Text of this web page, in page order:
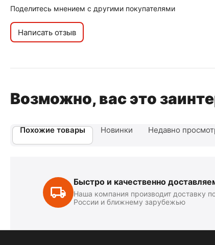
Поделитесь мнением с другими покупателями
Написать отзыв
Возможно, вас это
Похожие товары Новинки Недавно
Быстро и качественно
Наша компания производит доставку
России и ближнему зарубежью